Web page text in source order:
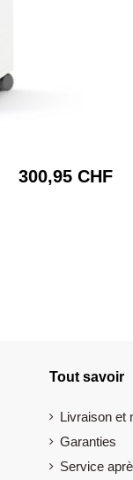
300,95 CHF
Tout savoir
Livraison et
Garanties
Service